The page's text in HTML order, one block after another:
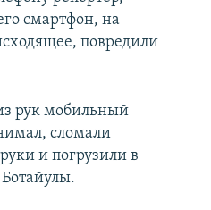
смартфон, на
повредили
рук мобильный
сломали
и погрузили в